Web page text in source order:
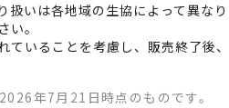
扱いは各地域の生協によって異な
い。
ていることを考慮し、販売終了後
年7月21日時点のものです。